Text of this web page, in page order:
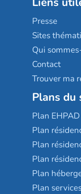
Les villages
Sérénys
Presse
Sites
Qui
Contact
Trouver ma
Plans du
Plan
Plan
Plan
Plan
Plan
Plan